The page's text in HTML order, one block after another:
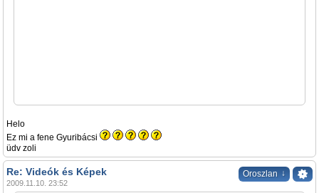
Helo
Ez mi a fene Gyuribácsi
üdv zoli
Oroszlan ↓
Re: Videók és Képek
2009.11.10. 23:52